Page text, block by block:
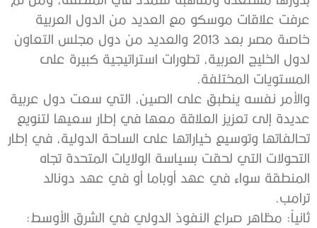
عرفت علاقات موسكو مع العديد من الدول العربية
خاصة مصر بعد 2013 والعديد من دول مجلس التعاون
لدول الخليج العربية، تطورات استراتيجية كبيرة على
المستويات المختلفة.
والأمر نفسه ينطبق على الصين، التي سعت دول عربية
عديدة إلى تعزيز العلاقة معها في إطار سعيها لتنويع
تحالفاتها وتوسيع خياراتها على الساحة الدولية، في إطار
التحولات التي لحقت بسياسة الولايات المتحدة تجاه
المنطقة سواء في عهد أوباما أو في عهد دونالد
ترامب.
ثانياً: مظاهر صراع النفوذ الدولي في الشرق الأوسط: